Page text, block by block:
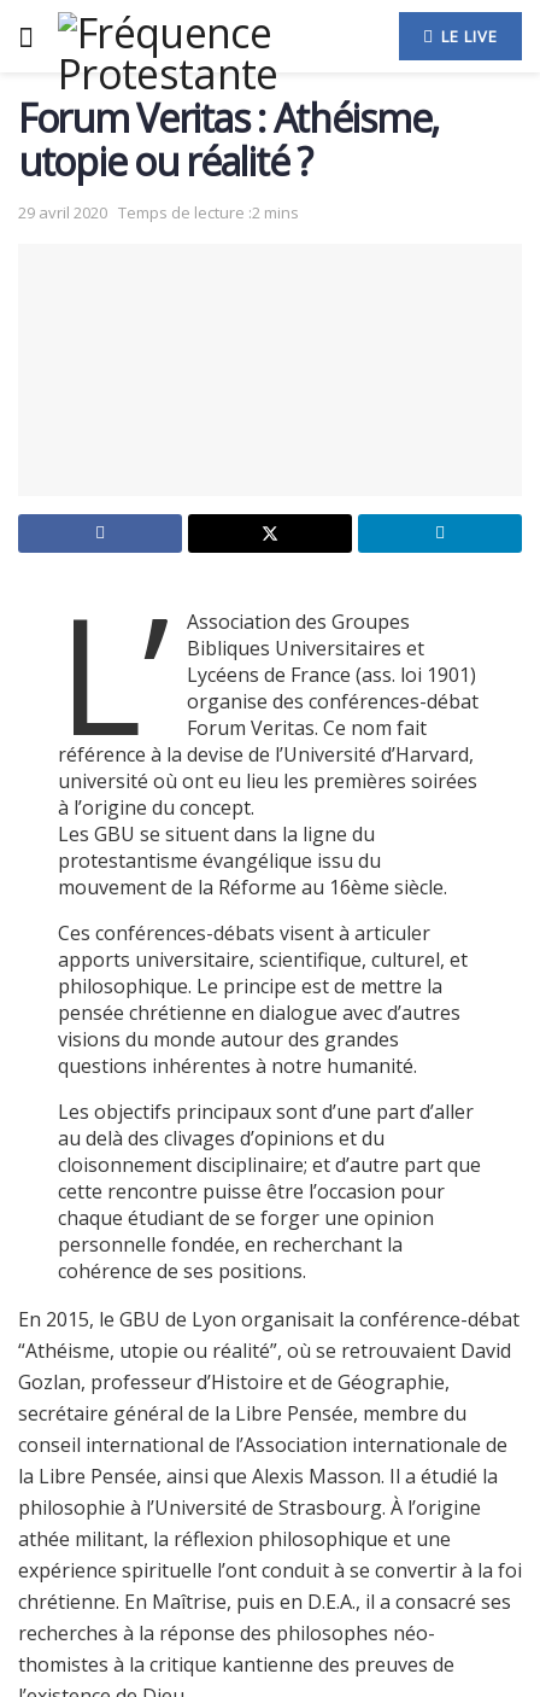
LE LIVE
Forum Veritas : Athéisme,
utopie ou réalité ?
29 avril 2020 Temps de lecture :2 mins
L’
Association des Groupes
Bibliques Universitaires et
Lycéens de France (ass. loi 1901)
organise des conférences-débat
Forum Veritas. Ce nom fait
référence à la devise de l’Université d’Harvard,
université où ont eu lieu les premières soirées
à l’origine du concept.
Les GBU se situent dans la ligne du
protestantisme évangélique issu du
mouvement de la Réforme au 16ème siècle.
Ces conférences-débats visent à articuler
apports universitaire, scientifique, culturel, et
philosophique. Le principe est de mettre la
pensée chrétienne en dialogue avec d’autres
visions du monde autour des grandes
questions inhérentes à notre humanité.
Les objectifs principaux sont d’une part d’aller
au delà des clivages d’opinions et du
cloisonnement disciplinaire; et d’autre part que
cette rencontre puisse être l’occasion pour
chaque étudiant de se forger une opinion
personnelle fondée, en recherchant la
cohérence de ses positions.
En 2015, le GBU de Lyon organisait la conférence-débat
“Athéisme, utopie ou réalité”, où se retrouvaient David
Gozlan, professeur d’Histoire et de Géographie,
secrétaire général de la Libre Pensée, membre du
conseil international de l’Association internationale de
la Libre Pensée, ainsi que Alexis Masson. Il a étudié la
philosophie à l’Université de Strasbourg. À l’origine
athée militant, la réflexion philosophique et une
expérience spirituelle l’ont conduit à se convertir à la foi
chrétienne. En Maîtrise, puis en D.E.A., il a consacré ses
recherches à la réponse des philosophes néo-
thomistes à la critique kantienne des preuves de